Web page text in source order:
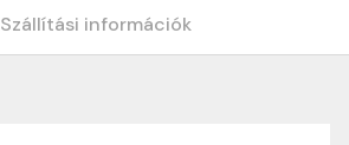
Szállítási információk